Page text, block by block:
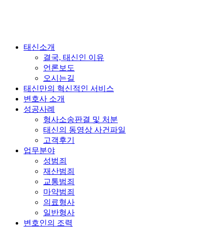
태신소개
결국, 태신인 이유
언론보도
오시는길
태신만의 혁신적인 서비스
변호사 소개
성공사례
형사소송판결 및 처분
태신의 동영상 사건파일
고객후기
업무분야
성범죄
재산범죄
교통범죄
마약범죄
의료형사
일반형사
변호인의 조력